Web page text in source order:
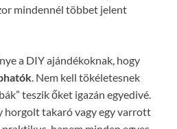
mindennél többet jelent
a DIY ajándékoknak, hogy
. Nem kell tökéletesnek
teszik őket igazán egyedivé.
horgolt takaró vagy egy varrott